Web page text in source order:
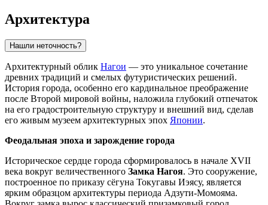
Архитектура
Нашли неточность?
Архитектурный облик Нагои — это уникальное сочетание
древних традиций и смелых футуристических решений.
История города, особенно его кардинальное преображение
после Второй мировой войны, наложила глубокий отпечаток
на его градостроительную структуру и внешний вид, сделав
его живым музеем архитектурных эпох Японии.
Феодальная эпоха и зарождение города
Историческое сердце города сформировалось в начале XVII
века вокруг величественного Замка Нагоя. Это сооружение,
построенное по приказу сёгуна Токугавы Иэясу, является
ярким образцом архитектуры периода Адзути-Момояма.